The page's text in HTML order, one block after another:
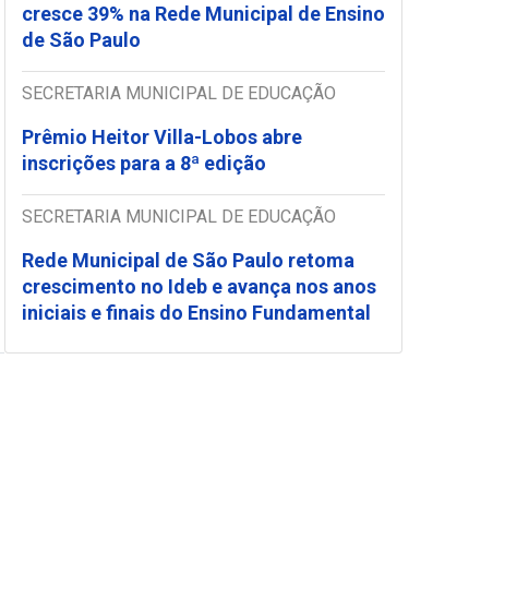
cresce 39% na Rede Municipal de Ensino
de São Paulo
SECRETARIA MUNICIPAL DE EDUCAÇÃO
Prêmio Heitor Villa-Lobos abre
inscrições para a 8ª edição
SECRETARIA MUNICIPAL DE EDUCAÇÃO
Rede Municipal de São Paulo retoma
crescimento no Ideb e avança nos anos
iniciais e finais do Ensino Fundamental